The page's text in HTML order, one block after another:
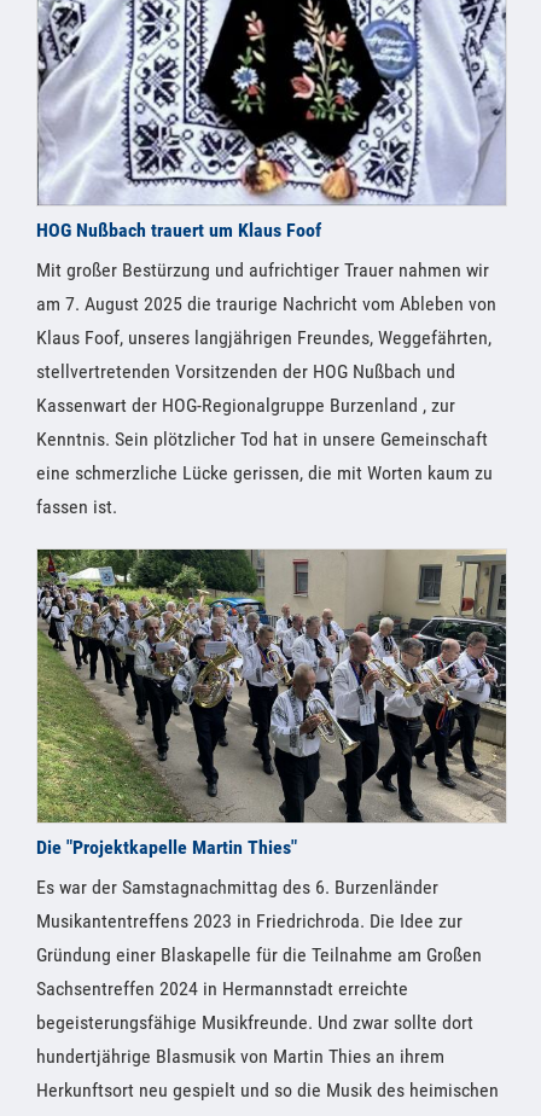
HOG Nußbach trauert um Klaus Foof
Mit großer Bestürzung und aufrichtiger Trauer nahmen wir
am 7. August 2025 die traurige Nachricht vom Ableben von
Klaus Foof, unseres langjährigen Freundes, Weggefährten,
stellvertretenden Vorsitzenden der HOG Nußbach und
Kassenwart der HOG-Regionalgruppe Burzenland , zur
Kenntnis. Sein plötzlicher Tod hat in unsere Gemeinschaft
eine schmerzliche Lücke gerissen, die mit Worten kaum zu
fassen ist.
Die "Projektkapelle Martin Thies"
Es war der Samstagnachmittag des 6. Burzenländer
Musikantentreffens 2023 in Friedrichroda. Die Idee zur
Gründung einer Blaskapelle für die Teilnahme am Großen
Sachsentreffen 2024 in Hermannstadt erreichte
begeisterungsfähige Musikfreunde. Und zwar sollte dort
hundertjährige Blasmusik von Martin Thies an ihrem
Herkunftsort neu gespielt und so die Musik des heimischen